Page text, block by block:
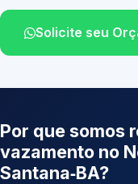
Solicite seu
Por que somos
vazamento no
Santana‑BA?